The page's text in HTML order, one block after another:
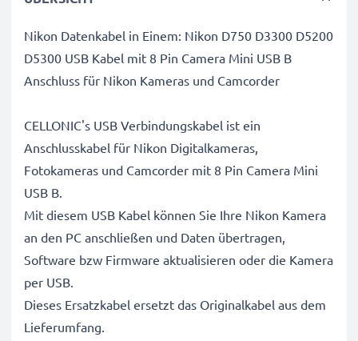
Nikon Datenkabel in Einem: Nikon D750 D3300 D5200
D5300 USB Kabel mit 8 Pin Camera Mini USB B
Anschluss für Nikon Kameras und Camcorder
CELLONIC's USB Verbindungskabel ist ein
Anschlusskabel für Nikon Digitalkameras,
Fotokameras und Camcorder mit 8 Pin Camera Mini
USB B.
Mit diesem USB Kabel können Sie Ihre Nikon Kamera
an den PC anschließen und Daten übertragen,
Software bzw Firmware aktualisieren oder die Kamera
per USB.
Dieses Ersatzkabel ersetzt das Originalkabel aus dem
Lieferumfang.